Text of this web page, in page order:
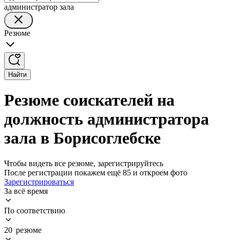
администратор зала
Резюме
Найти
Резюме соискателей на
должность администратора
зала в Борисоглебске
Чтобы видеть все резюме, зарегистрируйтесь
После регистрации покажем ещё 85 и откроем фото
Зарегистрироваться
За всё время
По соответствию
20 резюме